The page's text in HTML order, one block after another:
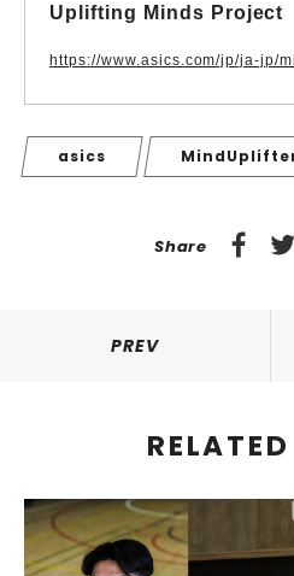
Uplifting Minds Project
https://www.asics.com/jp/ja-jp/
asics
Share
PREV